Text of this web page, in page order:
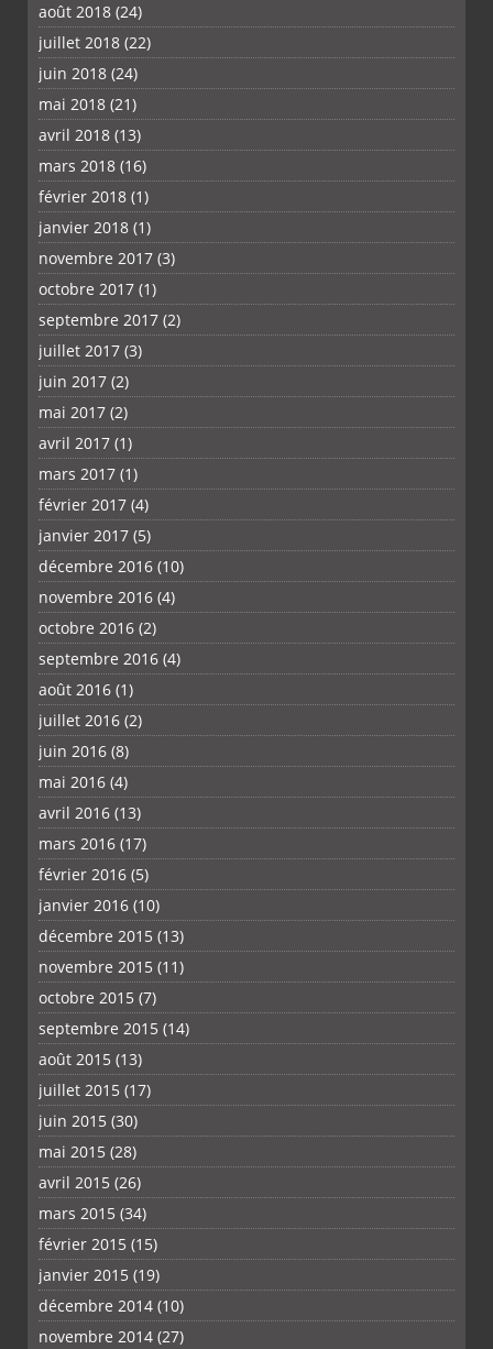
août 2018 (24)
juillet 2018 (22)
juin 2018 (24)
mai 2018 (21)
avril 2018 (13)
mars 2018 (16)
février 2018 (1)
janvier 2018 (1)
novembre 2017 (3)
octobre 2017 (1)
septembre 2017 (2)
juillet 2017 (3)
juin 2017 (2)
mai 2017 (2)
avril 2017 (1)
mars 2017 (1)
février 2017 (4)
janvier 2017 (5)
décembre 2016 (10)
novembre 2016 (4)
octobre 2016 (2)
septembre 2016 (4)
août 2016 (1)
juillet 2016 (2)
juin 2016 (8)
mai 2016 (4)
avril 2016 (13)
mars 2016 (17)
février 2016 (5)
janvier 2016 (10)
décembre 2015 (13)
novembre 2015 (11)
octobre 2015 (7)
septembre 2015 (14)
août 2015 (13)
juillet 2015 (17)
juin 2015 (30)
mai 2015 (28)
avril 2015 (26)
mars 2015 (34)
février 2015 (15)
janvier 2015 (19)
décembre 2014 (10)
novembre 2014 (27)